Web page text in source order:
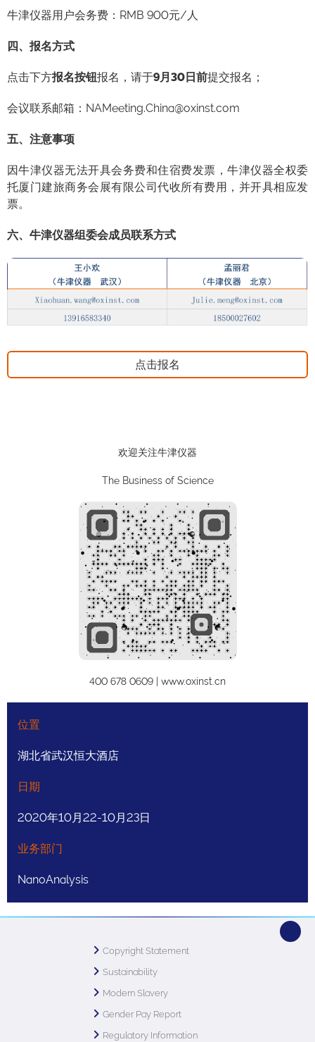
牛津仪器用户会务费：RMB 900元/人
四、报名方式
点击下方报名按钮报名，请于9月30日前提交报名；
会议联系邮箱：NAMeeting.China@oxinst.com
五、注意事项
因牛津仪器无法开具会务费和住宿费发票，牛津仪器全权委
托厦门建旅商务会展有限公司代收所有费用，并开具相应发
票。
六、牛津仪器组委会成员联系方式
点击报名
欢迎关注牛津仪器
The Business of Science
400 678 0609 | www.oxinst.cn
位置
湖北省武汉恒大酒店
日期
2020年10月22-10月23日
业务部门
NanoAnalysis
Copyright Statement
Sustainability
Modern Slavery
Gender Pay Report
Regulatory Information